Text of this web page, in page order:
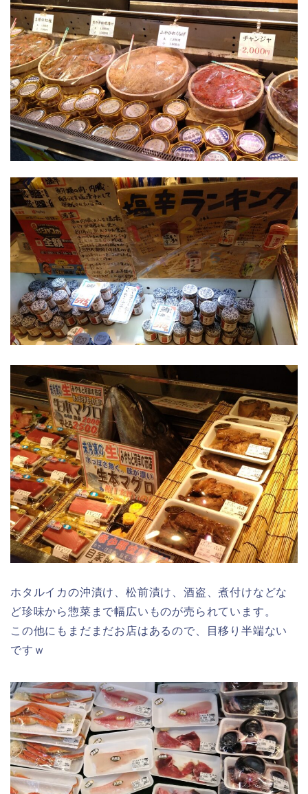
ホタルイカの沖漬け、松前漬け、酒盗、煮付けなどな
ど珍味から惣菜まで幅広いものが売られています。
この他にもまだまだお店はあるので、目移り半端ない
ですｗ